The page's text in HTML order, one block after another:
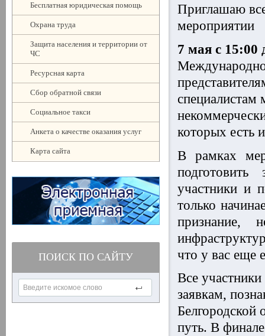
Бесплатная юридическая помощь
Охрана труда
Защита населения и территории от
ЧС
Ресурсная карта
Сбор обратной связи
Социальное такси
Анкета о качестве оказания услуг
Карта сайта
ПОИСК ПО САЙТУ
Приглашаю
мероприятии
7 мая с 15:00
которых есть
В рамках
участники и
только
признание,
что у вас еще
Все
заявкам,
Белгородской
путь. В